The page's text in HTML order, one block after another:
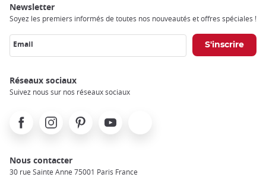
Newsletter
Soyez les premiers informés de toutes nos nouveautés et offres spéciales !
Email
Réseaux sociaux
Suivez nous sur nos réseaux sociaux
FacebookInstagramPinterest Youtube
Nous contacter
30 rue Sainte Anne 75001 Paris France